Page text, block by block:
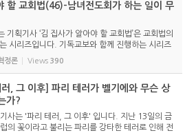
할 교회법(46)-남녀전도회가 하는 일이 무
기획기사 ‘김 집사가 알아야 할 교회법’은 교회법의
시리즈입니다. 기독교보와 함께 진행하는 시리즈
보의 허락을 받았습니다. 글 내용은 기독교보에
정론 Views 390
러, 그 이후] 파리 테러가 벨기에와 무슨 상
가?
사는 '파리 테러, 그 이후' 입니다. 지난 13일의 금
의 꽃이라고 불리는 파리를 강타한 테러로 인해 전